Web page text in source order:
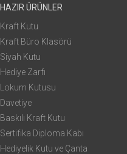
HAZIR ÜRÜNLER
Kraft Kutu
Kraft Büro Klasörü
Siyah Kutu
Hediye Zarfı
Lokum Kutusu
Davetiye
Baskılı Kraft Kutu
Sertifika Diploma Kabı
Hediyelik Kutu ve Çanta